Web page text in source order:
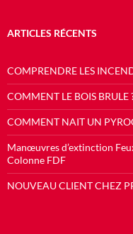
ARTICLES RÉCENTS
COMPRENDRE LES
COMMENT LE BOIS BRULE
COMMENT NAIT UN
Manœuvres d’extinction
Colonne FDF
NOUVEAU CLIENT CHEZ